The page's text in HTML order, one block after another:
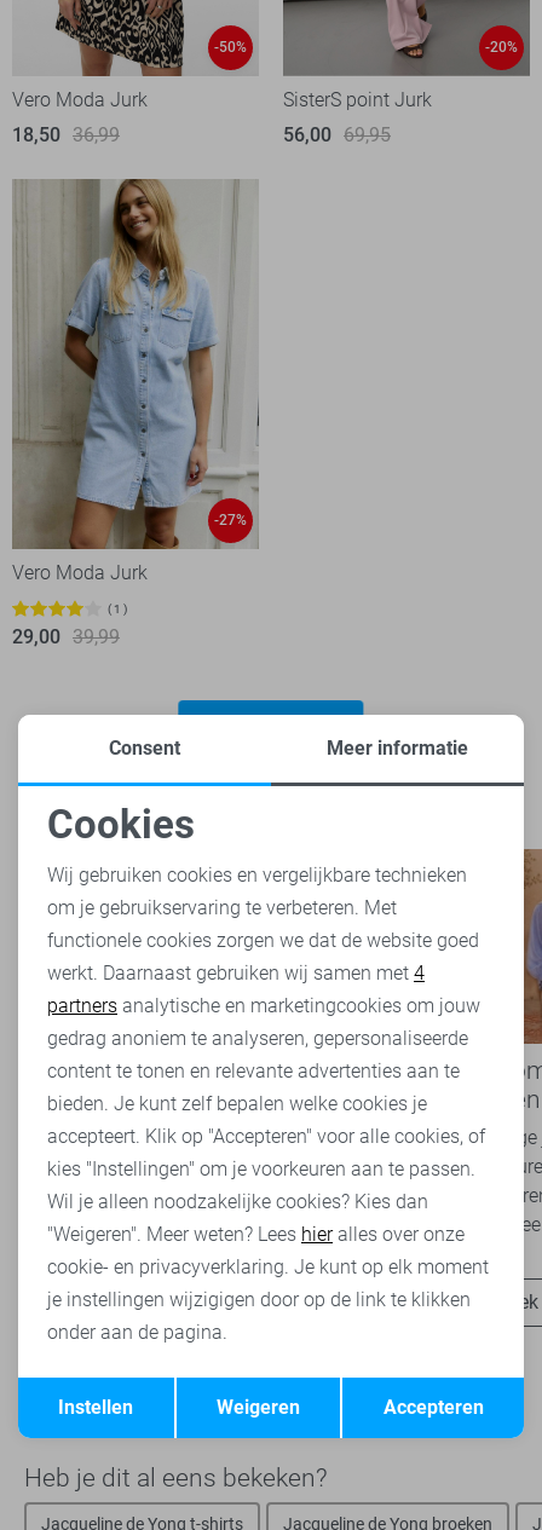
-50%
Vero Moda Jurk
18,50 36,99
-20%
SisterS point Jurk
56,00 69,95
-27%
Vero Moda Jurk
1
29,00 39,99
Nieuwe Lady Day najaarscollectie
2026 bij Sans: stijl en comfort in
travelkwaliteit
Het najaar vraagt om kleding die comfortabel,
veelzijdig én stijlvol is. Met de nieuwe Lady
Day najaarscollectie 2026 ben je helemaal
klaar voor...
Ontdek nu
Boho
overal
Van luchtige
zachte
Romance
het
Heb je dit al eens bekeken?
Jacqueline de Yong t-shirts Jacqueline de Yong broeken
Noodzakelijke cookies
Personalisatie cookies
Analytische cookies
Marketing cookies
Terug Opslaan
Consent Meer informatie
Cookies
Wij gebruiken cookies en vergelijkbare technieken
om je gebruikservaring te verbeteren. Met
functionele cookies zorgen we dat de website goed
werkt. Daarnaast gebruiken wij samen met 4
partners analytische en marketingcookies om jouw
gedrag anoniem te analyseren, gepersonaliseerde
content te tonen en relevante advertenties aan te
bieden. Je kunt zelf bepalen welke cookies je
accepteert. Klik op "Accepteren" voor alle cookies, of
kies "Instellingen" om je voorkeuren aan te passen.
Wil je alleen noodzakelijke cookies? Kies dan
"Weigeren". Meer weten? Lees hieralles over onze
cookie- en privacyverklaring. Je kunt op elk moment
je instellingen wijzigigen door op de link te klikken
onder aan de pagina.
Accepteren
Weigeren
Instellen